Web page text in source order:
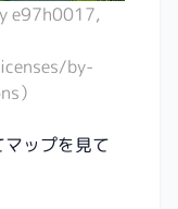
e97h0017,
by-
）
ップを見て